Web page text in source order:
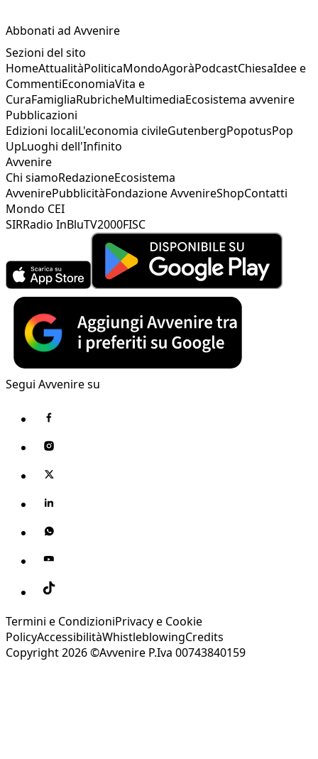
Abbonati ad Avvenire
Sezioni del sito
HomeAttualitàPoliticaMondoAgoràPodcastChiesaIdee e
CommentiEconomiaVita e
CuraFamigliaRubricheMultimediaEcosistema avvenire
Pubblicazioni
Edizioni localiL'economia civileGutenbergPopotusPop
UpLuoghi dell'Infinito
Avvenire
Chi siamoRedazioneEcosistema
AvvenirePubblicitàFondazione AvvenireShopContatti
Mondo CEI
SIRRadio InBluTV2000FISC
Segui Avvenire su
Termini e CondizioniPrivacy e Cookie
PolicyAccessibilitàWhistleblowingCredits
Copyright 2026 ©Avvenire P.Iva 00743840159